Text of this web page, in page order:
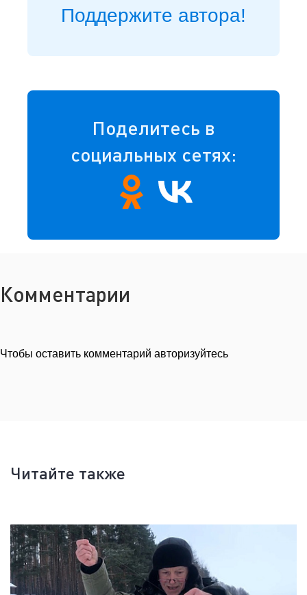
Поддержите автора!
Поделитесь в
социальных сетях:
Комментарии
Чтобы оставить комментарий авторизуйтесь
Читайте также